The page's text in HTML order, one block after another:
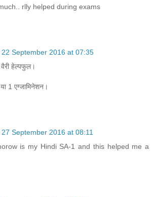
rlly helped during exams
22 September 2016 at 07:35
हेल्पफुल।
1 एग्जामिनेशन।
27 September 2016 at 08:11
is my Hindi SA-1 and this helped me a